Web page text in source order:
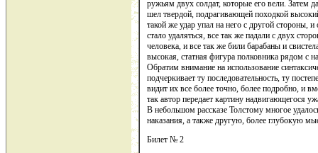
ружьям двух солдат, которые его вели. Затем
шел твердой, подрагивающей походкой
такой же удар упал на него с другой стороны,
стало удаляться, все так же падали с двух
человека, и все так же били барабаны и
высокая, статная фигура полковника рядом с
Обратим внимание на использование
подчеркивает ту последовательность, ту
видит их все более точно, более подробно, и
так автор передает картину надвигающегося
В небольшом рассказе Толстому многое
наказания, а также другую, более глубокую
Билет № 2